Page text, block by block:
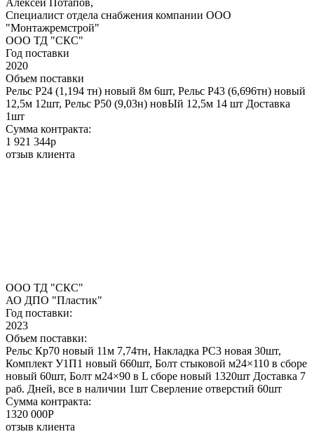
Алексей Потапов,
Специалист отдела снабжения компании ООО
"Монтажремстрой"
ООО ТД "СКС"
Год поставки
2020
Объем поставки
Рельс Р24 (1,194 тн) новый 8м 6шт, Рельс Р43 (6,696тн) новый
12,5м 12шт, Рельс Р50 (9,03н) новЫй 12,5м 14 шт Доставка
1шт
Сумма контракта:
1 921 344р
отзыв клиента
ООО ТД "СКС"
АО ДПО "Пластик"
Год поставки:
2023
Объем поставки:
Рельс Кр70 новый 11м 7,74тн, Накладка РС3 новая 30шт,
Комплект У1П1 новый 660шт, Болт стыковой м24×110 в сборе
новый 60шт, Болт м24×90 в L сборе новый 1320шт Доставка 7
раб. Дней, все в наличии 1шт Сверление отверстий 60шт
Сумма контракта:
1320 000P
отзыв клиента